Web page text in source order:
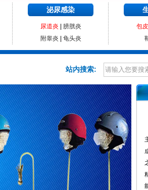
泌尿感染
尿道炎
膀胱炎
附睾炎
龟头炎
包
站内搜索: